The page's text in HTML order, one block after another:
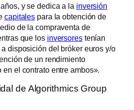
y se dedica a la inversión
capitales para la obtención de
de la compraventa de
que los inversorestenían
disposición del bróker euros y/o
de un rendimiento
el contrato entre ambos».
de Algorithmics Group